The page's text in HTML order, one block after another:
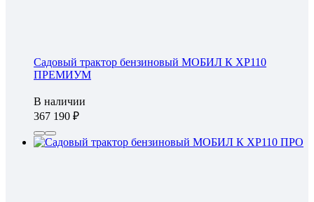
Садовый трактор бензиновый МОБИЛ К XP110
ПРЕМИУМ
В наличии
367 190